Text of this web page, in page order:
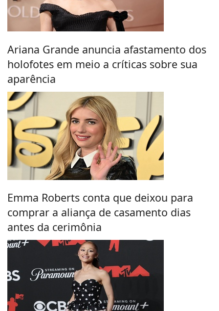
Ariana Grande anuncia afastamento dos
holofotes em meio a críticas sobre sua
aparência
Emma Roberts conta que deixou para
comprar a aliança de casamento dias
antes da cerimônia